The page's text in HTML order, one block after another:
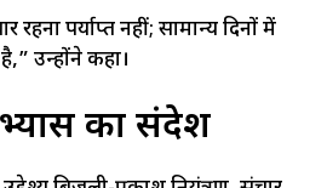
पर्याप्त नहीं; सामान्य दिनों में
उन्होंने कहा।
का संदेश